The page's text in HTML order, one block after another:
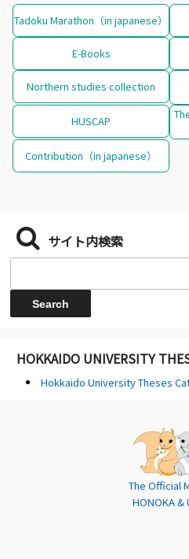
Tadoku Marathon（in japanese）
E-Books
Northern studies collection
HUSCAP
Contribution（in japanese）
サイト内検索
HOKKAIDO UNIVERSITY
Hokkaido University Theses
The Official
HONOKA &